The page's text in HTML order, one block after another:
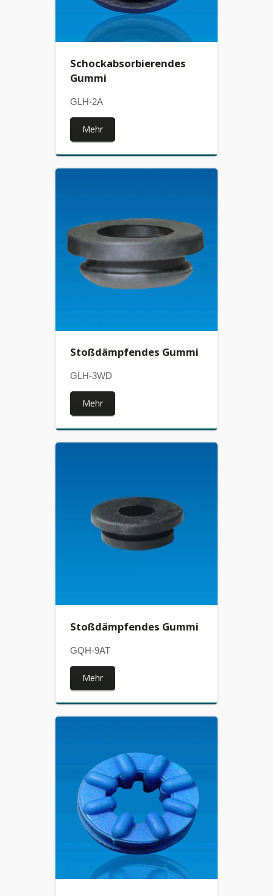
Schockabsorbierendes
Gummi
GLH-2A
Mehr
Stoßdämpfendes Gummi
GLH-3WD
Mehr
Stoßdämpfendes Gummi
GQH-9AT
Mehr